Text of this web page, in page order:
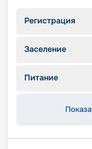
Регистрация
Заселение
Питание